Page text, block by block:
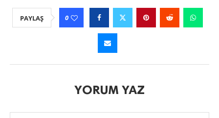
PAYLAŞ 0
YORUM YAZ